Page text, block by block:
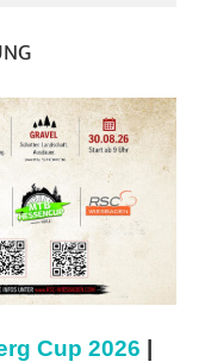
Cup 2026 |